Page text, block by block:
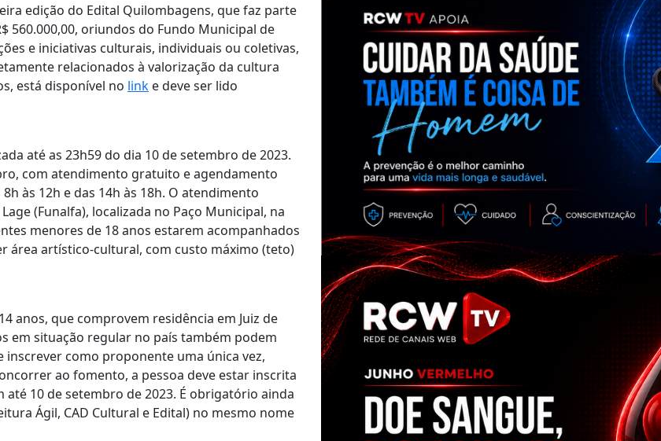
edição do Edital Quilombagens, que faz parte
560.000,00, oriundos do Fundo Municipal de
e iniciativas culturais, individuais ou coletivas,
relacionados à valorização da cultura
está disponível no link e deve ser lido
até as 23h59 do dia 10 de setembro de 2023.
com atendimento gratuito e agendamento
às 12h e das 14h às 18h. O atendimento
(Funalfa), localizada no Paço Municipal, na
menores de 18 anos estarem acompanhados
área artístico-cultural, com custo máximo (teto)
anos, que comprovem residência em Juiz de
em situação regular no país também podem
como proponente uma única vez,
ao fomento, a pessoa deve estar inscrita
10 de setembro de 2023. É obrigatório ainda
Ágil, CAD Cultural e Edital) no mesmo nome